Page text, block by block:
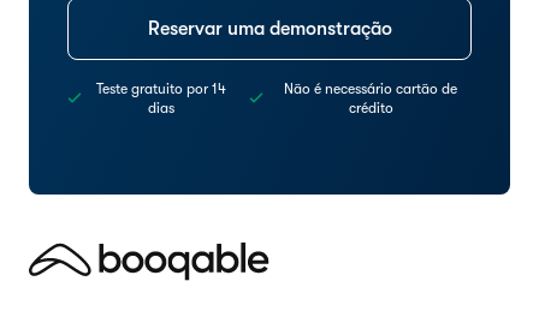
Reservar uma demonstração
Teste gratuito por 14
dias
Não é necessário cartão de
crédito